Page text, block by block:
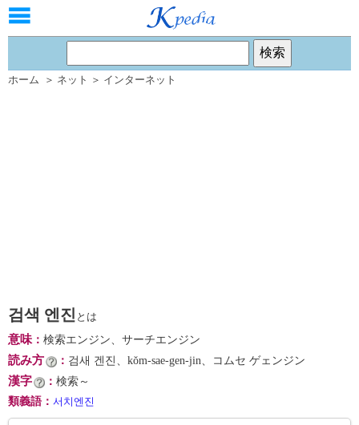
ホーム ＞ ネット ＞ インターネット
검색 엔진 とは
意味： 検索エンジン、サーチエンジン
読み方 ： 검새 겐진、kŏm-sae-gen-jin、コムセ ゲェンジン
漢字 ： 検索～
類義語 ： 서치엔진